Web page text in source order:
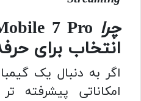
چرا Osmo
انتخاب برای
اگر به دنبال یک
امکاناتی پیشرفته